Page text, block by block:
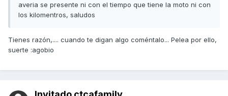
averia se presente ni con el tiempo que tiene la moto ni con
los kilomentros, saludos
Tienes razón,.... cuando te digan algo coméntalo... Pelea por ello,
suerte :agobio